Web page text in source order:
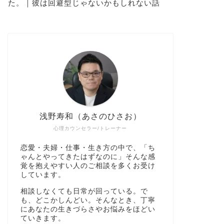
た。｜彼は回避型じゃないかもしれない話
心理カウンセラー/トレーナー
浅野寿和（あさのひさお）
恋愛・夫婦・仕事・生き方の中で、「ち
ゃんとやってきたはずなのに」そんな感
覚を抱えやすい人のご相談を多くお受け
しています。
相談しなくても日常が回っている。で
も、どこかしんどい。そんなとき、丁寧
にあなたの生きづらさやお悩みをほどい
ていきます。